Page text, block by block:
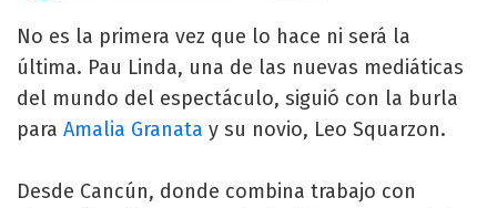
No es la primera vez que lo hace ni será la
última. Pau Linda, una de las nuevas mediáticas
del mundo del espectáculo, siguió con la burla
para Amalia Granata y su novio, Leo Squarzon.
Desde Cancún, donde combina trabajo con